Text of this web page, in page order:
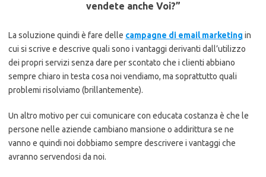
vendete anche Voi?”
La soluzione quindi è fare delle campagne di email marketing in
cui si scrive e descrive quali sono i vantaggi derivanti dall’utilizzo
dei propri servizi senza dare per scontato che i clienti abbiano
sempre chiaro in testa cosa noi vendiamo, ma soprattutto quali
problemi risolviamo (brillantemente).
Un altro motivo per cui comunicare con educata costanza è che le
persone nelle aziende cambiano mansione o addirittura se ne
vanno e quindi noi dobbiamo sempre descrivere i vantaggi che
avranno servendosi da noi.